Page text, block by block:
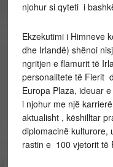
njohur si qyteti i
Ekzekutimi i Himneve
dhe Irlandë) shënoi
ngritjen e flamurit të
personalitete të Fierit
Europa Plaza, ideuar
i njohur me një
aktualisht , këshilltar
diplomacinë
rastin e 100 vjetorit të